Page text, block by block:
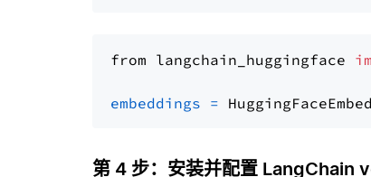
from langchain_huggingface
embeddings =
第 4 步：安装并配置 LangChain